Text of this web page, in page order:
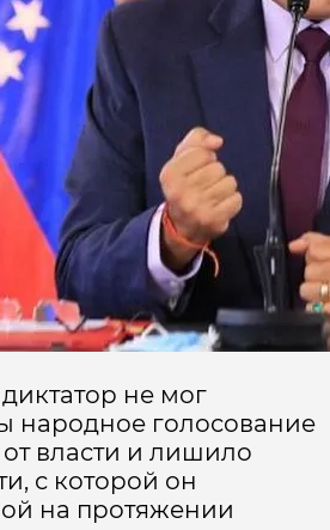
не мог
народное голосование
от власти и лишило
с которой он
на протяжении